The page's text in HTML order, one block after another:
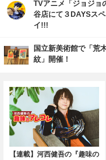
TVアニメ「ジョジョ
谷店にて３DAYSス
イ!!!
国立新美術館で「荒
紋」開催！
【連載】河西健吾の『趣味の